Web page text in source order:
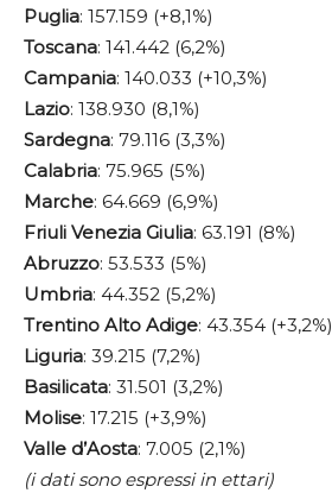
Puglia: 157.159 (+8,1%)
Toscana: 141.442 (6,2%)
Campania: 140.033 (+10,3%)
Lazio: 138.930 (8,1%)
Sardegna: 79.116 (3,3%)
Calabria: 75.965 (5%)
Marche: 64.669 (6,9%)
Friuli Venezia Giulia: 63.191 (8%)
Abruzzo: 53.533 (5%)
Umbria: 44.352 (5,2%)
Trentino Alto Adige: 43.354 (+3,2%)
Liguria: 39.215 (7,2%)
Basilicata: 31.501 (3,2%)
Molise: 17.215 (+3,9%)
Valle d’Aosta: 7.005 (2,1%)
(i dati sono espressi in ettari)